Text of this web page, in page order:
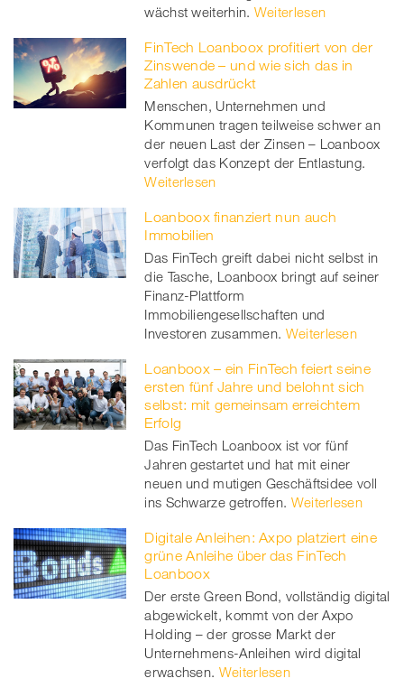
wächst weiterhin. Weiterlesen
FinTech Loanboox profitiert von der
Zinswende – und wie sich das in
Zahlen ausdrückt
Menschen, Unternehmen und
Kommunen tragen teilweise schwer an
der neuen Last der Zinsen – Loanboox
verfolgt das Konzept der Entlastung.
Weiterlesen
Loanboox finanziert nun auch
Immobilien
Das FinTech greift dabei nicht selbst in
die Tasche, Loanboox bringt auf seiner
Finanz-Plattform
Immobiliengesellschaften und
Investoren zusammen. Weiterlesen
Loanboox – ein FinTech feiert seine
ersten fünf Jahre und belohnt sich
selbst: mit gemeinsam erreichtem
Erfolg
Das FinTech Loanboox ist vor fünf
Jahren gestartet und hat mit einer
neuen und mutigen Geschäftsidee voll
ins Schwarze getroffen. Weiterlesen
Digitale Anleihen: Axpo platziert eine
grüne Anleihe über das FinTech
Loanboox
Der erste Green Bond, vollständig digital
abgewickelt, kommt von der Axpo
Holding – der grosse Markt der
Unternehmens-Anleihen wird digital
erwachsen. Weiterlesen